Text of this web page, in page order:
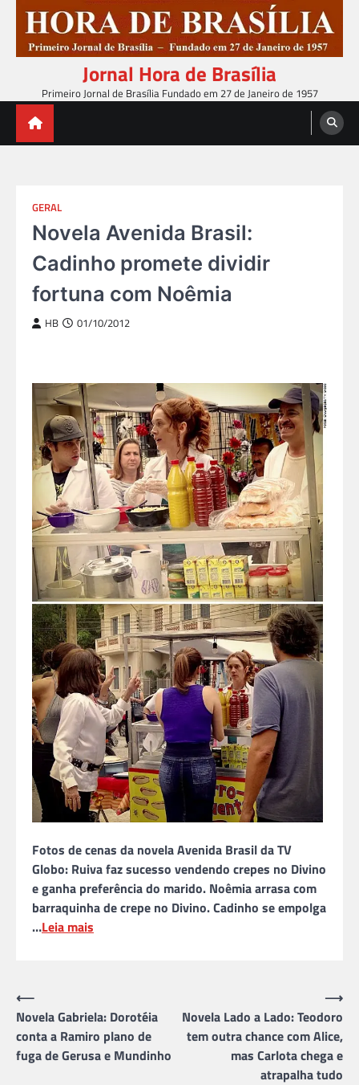
content
Jornal Hora de Brasília
Primeiro Jornal de Brasília Fundado em 27 de Janeiro de 1957
GERAL
Novela Avenida Brasil:
Cadinho promete dividir
fortuna com Noêmia
HB 01/10/2012
Fotos de cenas da novela Avenida Brasil da TV
Globo: Ruiva faz sucesso vendendo crepes no Divino
e ganha preferência do marido. Noêmia arrasa com
barraquinha de crepe no Divino. Cadinho se empolga
…Leia mais
Navegação
de
Post
⟵
Novela Gabriela: Dorotéia
conta a Ramiro plano de
fuga de Gerusa e Mundinho
Novela Lado a Lado: Teodoro
tem outra chance com Alice,
mas Carlota chega e
atrapalha tudo
⟶